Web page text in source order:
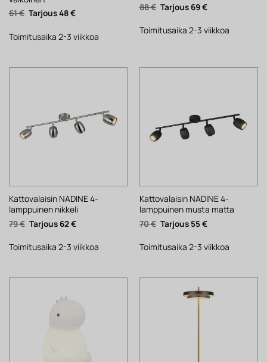
61€ Alkuperäinen
hinta
61 €.
48€Nykyinen
48 €.
Toimitusaika 2-3 viikkoa
88€ Alkuperäinen
hinta
88 €.
69€Nykyinen
69 €.
Toimitusaika 2-3 viikkoa
Kattovalaisin NADINE 4-
lamppuinen nikkeli
79€ Alkuperäinen
hinta
79 €.
62€Nykyinen
62 €.
Toimitusaika 2-3 viikkoa
Kattovalaisin NADINE 4-
lamppuinen musta matta
70€ Alkuperäinen
hinta
70 €.
55€Nykyinen
55 €.
Toimitusaika 2-3 viikkoa